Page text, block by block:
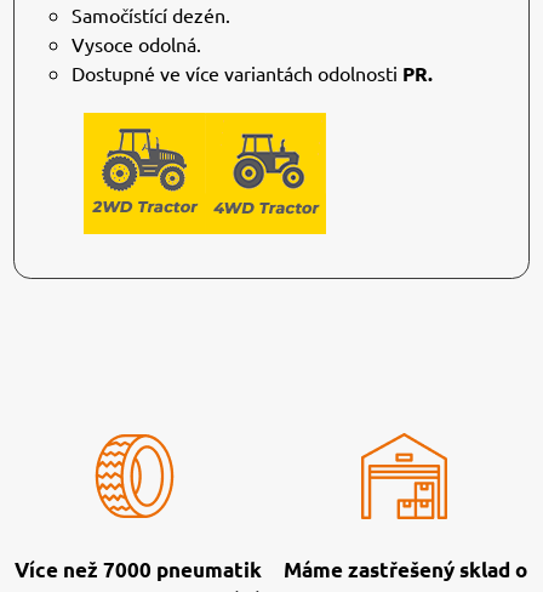
Samočístící dezén.
Vysoce odolná.
Dostupné ve více variantách odolnosti PR.
Více než 7000 pneumatik
Máme zastřešený sklad o